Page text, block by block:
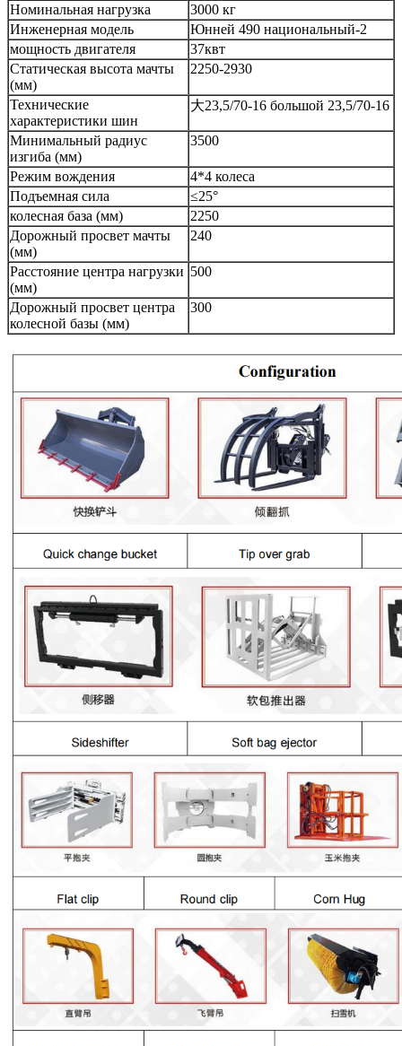
Номинальная нагрузка
3000 кг
Инженерная модель
Юнней 490 национальный-2
мощность двигателя
37квт
Статическая высота мачты
(мм)
2250-2930
Технические
характеристики шин
大23,5/70-16 большой 23,5/70-16
Минимальный радиус
изгиба (мм)
3500
Режим вождения
4*4 колеса
Подъемная сила
≤25°
колесная база (мм)
2250
Дорожный просвет мачты
(мм)
240
Расстояние центра нагрузки
(мм)
500
Дорожный просвет центра
колесной базы (мм)
300